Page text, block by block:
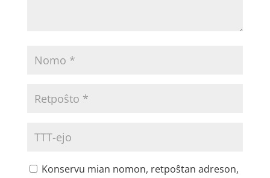
Konservu mian nomon, retpoŝtan adreson,